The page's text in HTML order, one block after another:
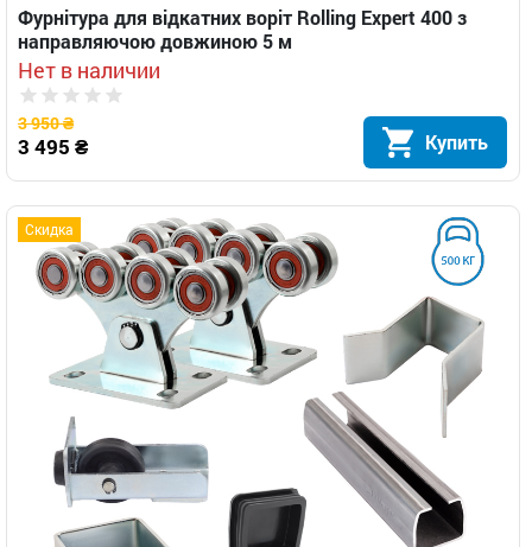
Фурнітура для відкатних воріт Rolling Expert 400 з
направляючою довжиною 5 м
Нет в наличии
3 950 ₴
3 495 ₴ Купить
Скидка